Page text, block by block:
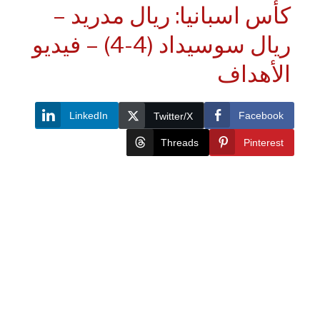
اسبانيا: ريال مدريد –
ريال سوسيداد (4-4) – فيديو
Twitter/X
LinkedIn
Threads